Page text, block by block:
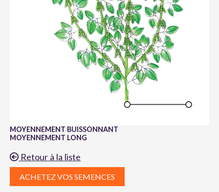
MOYENNEMENT BUISSONNANT
MOYENNEMENT LONG
Retour à la liste
ACHETEZ VOS SEMENCES